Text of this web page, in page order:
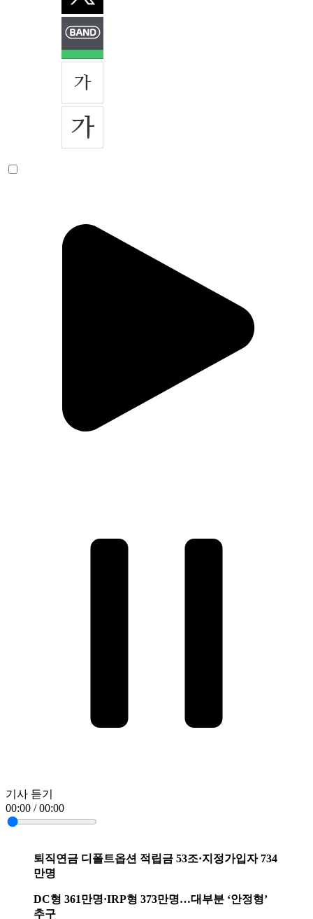
기사 듣기
00:00 / 00:00
퇴직연금 디폴트옵션 적립금 53조·지정가입자 734
만명
DC형 361만명·IRP형 373만명…대부분 ‘안정형’
추구